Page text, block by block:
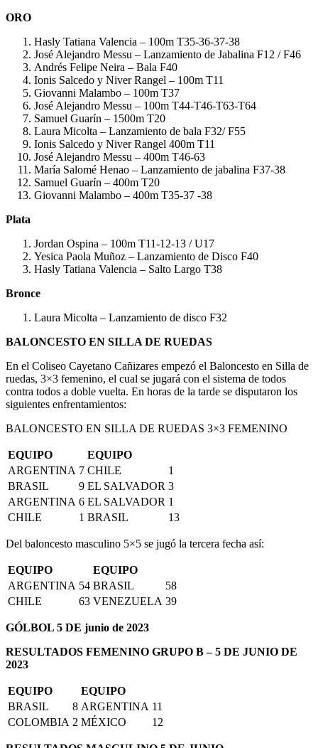
ORO
Hasly Tatiana Valencia – 100m Τ35-36-37-38
José Alejandro Messu – Lanzamiento de Jabalina F12 / F46
Andrés Felipe Neira – Bala F40
Ionis Salcedo y Niver Rangel – 100m T11
Giovanni Malambo – 100m Τ37
José Alejandro Messu – 100m Τ44-T46-Τ63-T64
Samuel Guarín – 1500m T20
Laura Micolta – Lanzamiento de bala F32/ F55
Ionis Salcedo y Niver Rangel 400m T11
José Alejandro Messu – 400m Τ46-63
María Salomé Henao – Lanzamiento de jabalina F37-38
Samuel Guarín – 400m T20
Giovanni Malambo – 400m Τ35-37 -38
Plata
Jordan Ospina – 100m T11-12-13 / U17
Yesica Paola Muñoz – Lanzamiento de Disco F40
Hasly Tatiana Valencia – Salto Largo T38
Bronce
Laura Micolta – Lanzamiento de disco F32
BALONCESTO EN SILLA DE RUEDAS
En el Coliseo Cayetano Cañizares empezó el Baloncesto en Silla de
ruedas, 3×3 femenino, el cual se jugará con el sistema de todos
contra todos a doble vuelta. En horas de la tarde se disputaron los
siguientes enfrentamientos:
BALONCESTO EN SILLA DE RUEDAS 3×3 FEMENINO
EQUIPO
EQUIPO
ARGENTINA 7 CHILE
1
BRASIL
9 EL SALVADOR 3
ARGENTINA 6 EL SALVADOR 1
CHILE
1 BRASIL 13
Del baloncesto masculino 5×5 se jugó la tercera fecha así:
EQUIPO
EQUIPO
ARGENTINA 54 BRASIL
58
CHILE
63 VENEZUELA 39
GÓLBOL 5 DE junio de 2023
RESULTADOS FEMENINO GRUPO B – 5 DE JUNIO DE
2023
EQUIPO
EQUIPO
BRASIL
8 ARGENTINA 11
COLOMBIA 2 MÉXICO 12